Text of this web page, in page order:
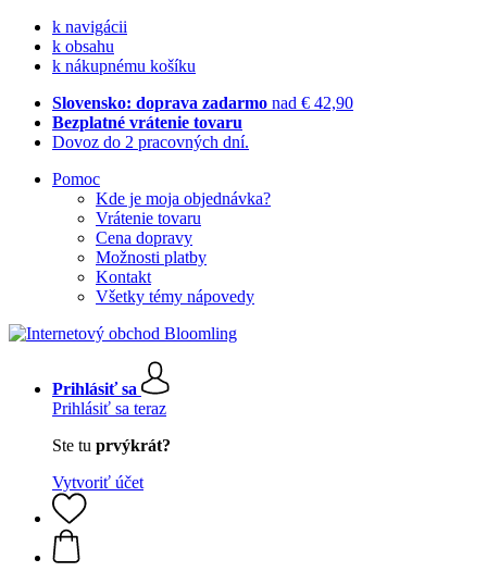
k navigácii
k obsahu
k nákupnému košíku
Slovensko: doprava zadarmo nad € 42,90
Bezplatné vrátenie tovaru
Dovoz do 2 pracovných dní.
Pomoc
Kde je moja objednávka?
Vrátenie tovaru
Cena dopravy
Možnosti platby
Kontakt
Všetky témy nápovedy
Prihlásiť sa
Prihlásiť sa teraz
Ste tu prvýkrát?
Vytvoriť účet